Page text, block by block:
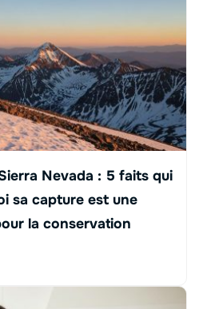
Nevada : 5 faits qui
sa capture est une
la conservation